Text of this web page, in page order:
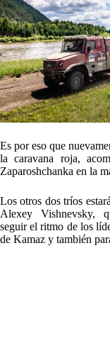
Es por eso que
la caravana roja,
Zaparoshchanka en la
Los otros dos tríos
Alexey Vishnevsky,
seguir el ritmo de los
de Kamaz y también